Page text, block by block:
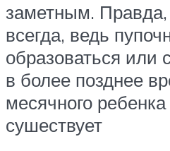
заметным. Правда,
всегда, ведь
образоваться или
в более позднее
месячного
сушествует